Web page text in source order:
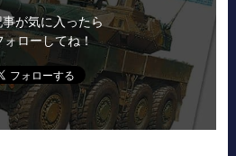
が気に入ったら
ローしてね！